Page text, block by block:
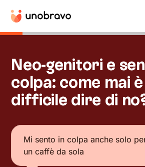
Neo-genitori e
colpa: come mai
difficile dire di
Mi sento in colpa anche solo
un caffè da sola